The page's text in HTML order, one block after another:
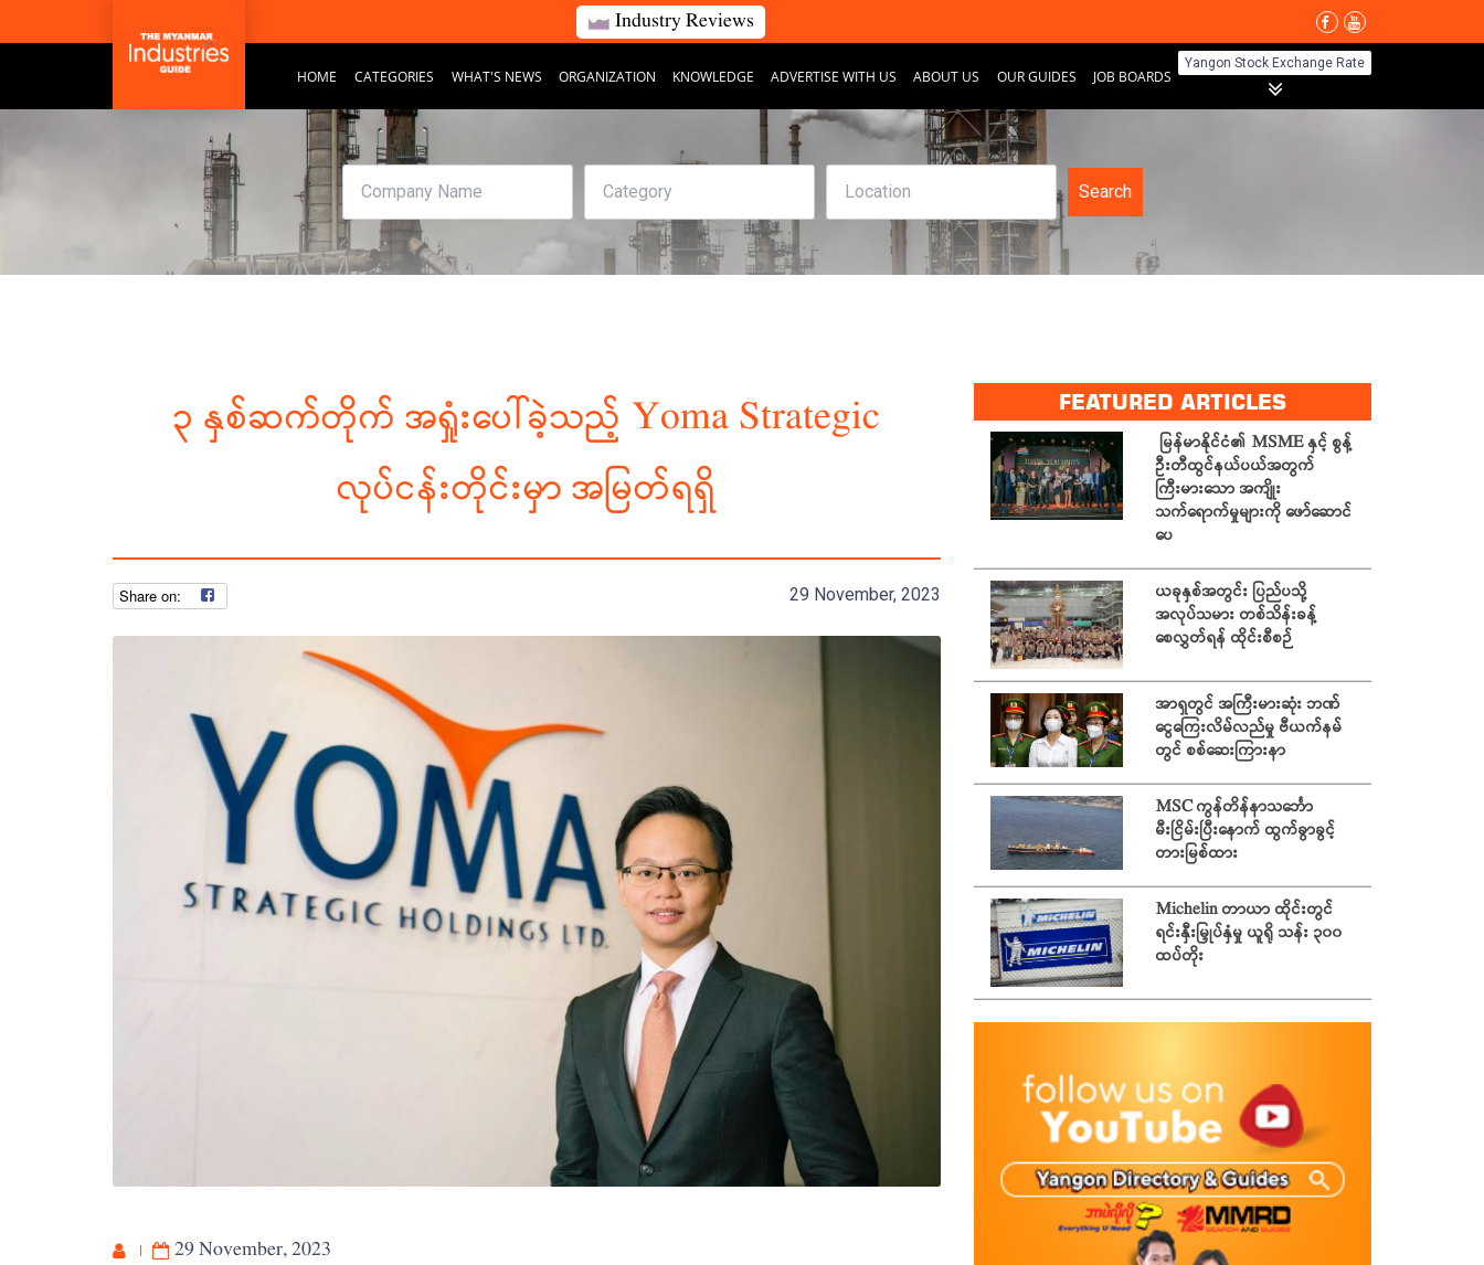
Industry Reviews
HOME CATEGORIES WHAT'S NEWS ORGANIZATION KNOWLEDGE ADVERTISE WITH US ABOUT US OUR GUIDES JOB BOARDS
Yangon Stock Exchange Rate
Search
၃ နှစ်ဆက်တိုက် အရှုံးပေါ်ခဲ့သည့် Yoma Strategic
လုပ်ငန်းတိုင်းမှာ အမြတ်ရရှိ
29 November, 2023
29 November, 2023
FEATURED ARTICLES
မြန်မာနိုင်ငံ၏ MSME နှင့် စွန့်
ဦးတီထွင်နယ်ပယ်အတွက်
ကြီးမားသော အကျိုး
သက်ရောက်မှုများကို ဖော်ဆောင်
ပေ
ယခုနှစ်အတွင်း ပြည်ပသို့
အလုပ်သမား တစ်သိန်းခန့်
စေလွှတ်ရန် ထိုင်းစီစဉ်
အာရှတွင် အကြီးမားဆုံး ဘဏ်
ငွေကြေးလိမ်လည်မှု ဗီယက်နမ်
တွင် စစ်ဆေးကြားနာ
MSC ကွန်တိန်နာသင်္ဘော
မီးငြိမ်းပြီးနောက် ထွက်ခွာခွင့်
တားမြစ်ထား
Michelin တာယာ ထိုင်းတွင်
ရင်းနှီးမြှုပ်နှံမှု ယူရို သန်း ၃၀၀
ထပ်တိုး